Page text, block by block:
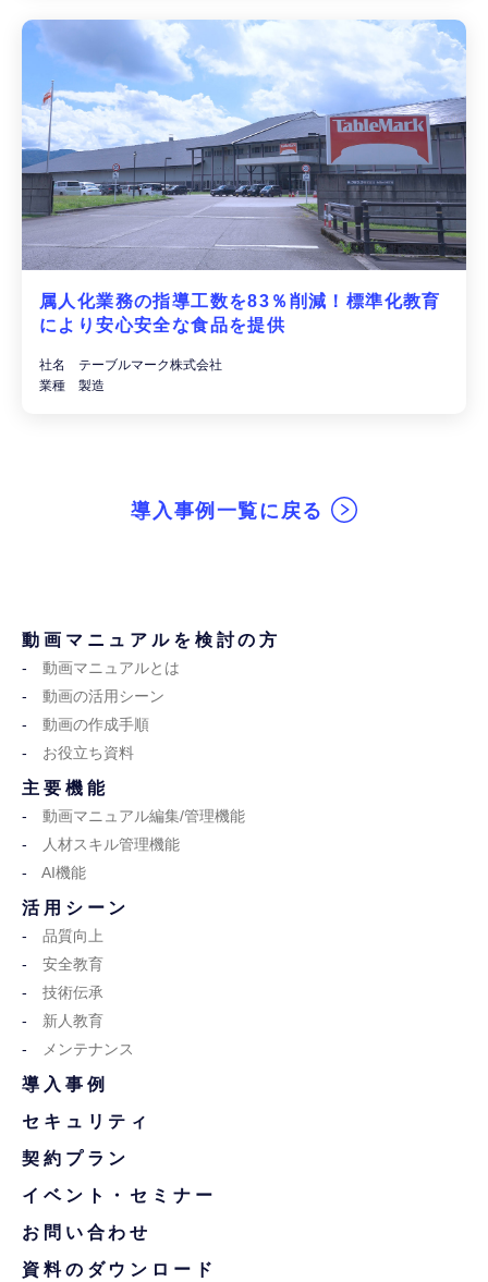
属人化業務の指導工数を83％削減！標準化教育
により安心安全な食品を提供
社名 テーブルマーク株式会社
業種 製造
導入事例一覧に戻る
動画マニュアルを検討の方
動画マニュアルとは
動画の活用シーン
動画の作成手順
お役立ち資料
主要機能
動画マニュアル編集/管理機能
人材スキル管理機能
AI機能
活用シーン
品質向上
安全教育
技術伝承
新人教育
メンテナンス
導入事例
セキュリティ
契約プラン
イベント・セミナー
お問い合わせ
資料のダウンロード